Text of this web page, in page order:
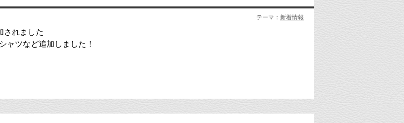
テーマ： 新着情報
されました
ャツなど追加しました！